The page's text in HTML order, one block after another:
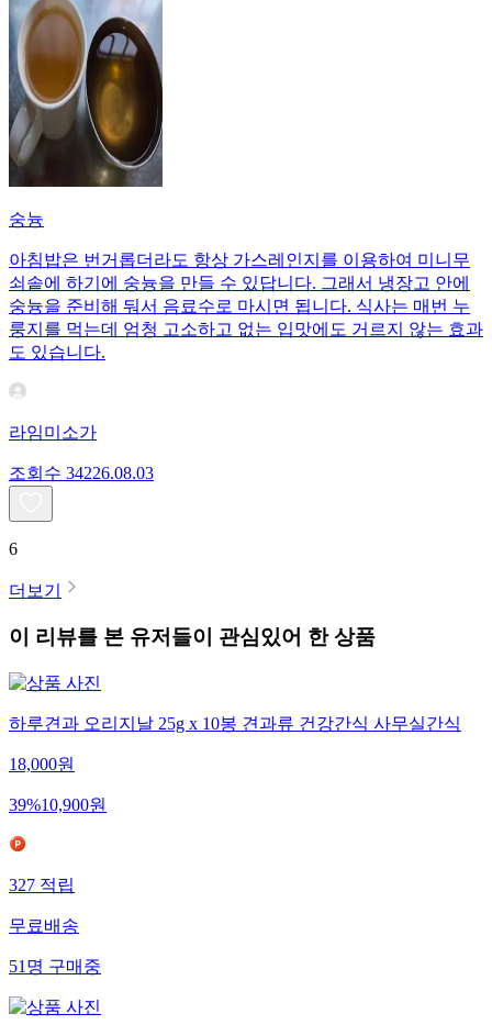
숭늉
아침밥은 번거롭더라도 항상 가스레인지를 이용하여 미니무
쇠솥에 하기에 숭늉을 만들 수 있답니다. 그래서 냉장고 안에
숭늉을 준비해 둬서 음료수로 마시면 됩니다. 식사는 매번 누
룽지를 먹는데 엄청 고소하고 없는 입맛에도 거르지 않는 효과
도 있습니다.
라임미소가
조회수 34226.08.03
6
더보기
이 리뷰를 본 유저들이 관심있어 한 상품
하루견과 오리지날 25g x 10봉 견과류 건강간식 사무실간식
18,000원
39%10,900원
327 적립
무료배송
51 명 구매중